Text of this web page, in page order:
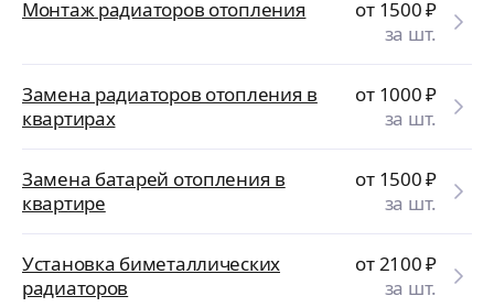
Монтаж радиаторов отопления от 1500₽
за шт.
Замена радиаторов отопления в
квартирах
от 1000₽
за шт.
Замена батарей отопления в
квартире
от 1500₽
за шт.
Установка биметаллических
радиаторов
от 2100₽
за шт.